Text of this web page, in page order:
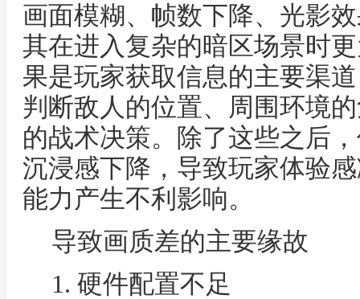
画面模糊、帧数下降、光影
其在进入复杂的暗区场景时
果是玩家获取信息的主要渠
判断敌人的位置、周围环境
的战术决策。除了这些之后
沉浸感下降，导致玩家体验
能力产生不利影响。
导致画质差的主要缘故
1. 硬件配置不足